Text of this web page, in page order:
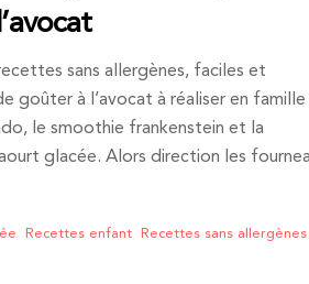
sans allergènes, faciles et
goûter à l’avocat à réaliser en famille
le smoothie frankenstein et la
glacée. Alors direction les
Recettes enfant Recettes sans allergènes